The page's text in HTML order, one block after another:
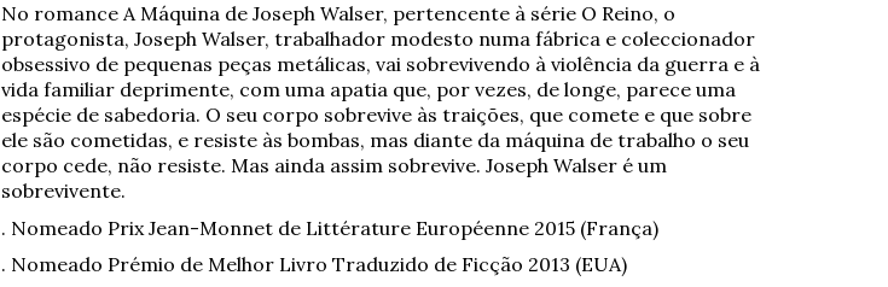
No romance A Máquina de Joseph Walser, pertencente à série O Reino, o
protagonista, Joseph Walser, trabalhador modesto numa fábrica e coleccionador
obsessivo de pequenas peças metálicas, vai sobrevivendo à violência da guerra e à
vida familiar deprimente, com uma apatia que, por vezes, de longe, parece uma
espécie de sabedoria. O seu corpo sobrevive às traições, que comete e que sobre
ele são cometidas, e resiste às bombas, mas diante da máquina de trabalho o seu
corpo cede, não resiste. Mas ainda assim sobrevive. Joseph Walser é um
sobrevivente.
. Nomeado Prix Jean-Monnet de Littérature Européenne 2015 (França)
. Nomeado Prémio de Melhor Livro Traduzido de Ficção 2013 (EUA)